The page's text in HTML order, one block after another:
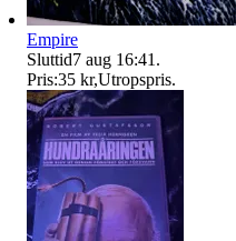
Empire
Sluttid7 aug 16:41 .
Pris:35 kr,Utropspris.